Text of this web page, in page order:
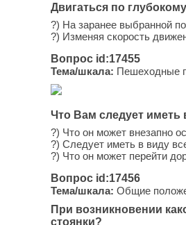
Двигаться по
?) На заранее выбранной
?) Изменяя скорость
Вопрос id:17455
Тема/шкала: Пешеходные
Что Вам следует иметь
?) Что он может внезапно
?) Следует иметь в виду
?) Что он может перейти
Вопрос id:17456
Тема/шкала: Общие
При возникновении
стоянки?